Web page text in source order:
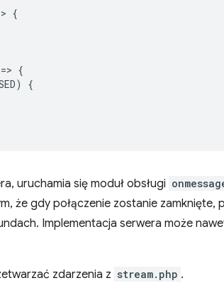
> {
=> {
)
{
uruchamia się moduł obsługi
że gdy połączenie zostanie
Implementacja serwera może
zdarzenia z stream.php .